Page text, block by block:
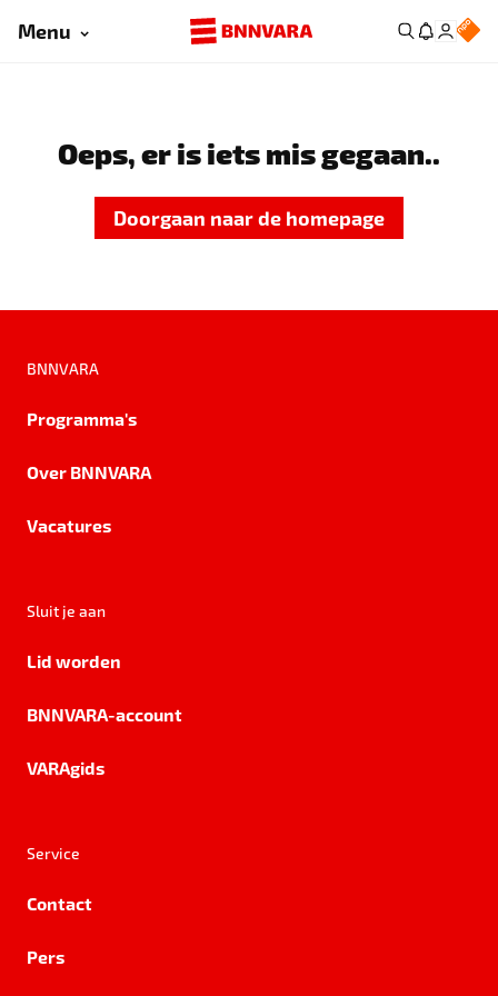
Menu
Oeps, er is iets mis gegaan..
Doorgaan naar de homepage
BNNVARA
Programma's
Over BNNVARA
Vacatures
Sluit je aan
Lid worden
BNNVARA-account
VARAgids
Service
Contact
Pers